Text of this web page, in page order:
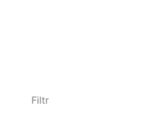
Filtr